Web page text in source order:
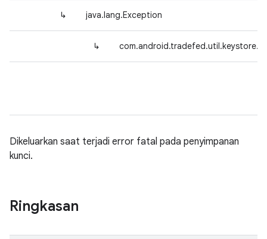
↳ java.lang.Exception
↳
Dikeluarkan saat terjadi error fatal pada penyimpanan
kunci.
Ringkasan